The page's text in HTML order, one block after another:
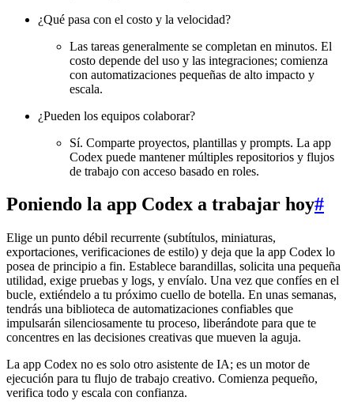
¿Qué pasa con el costo y la velocidad?
Las tareas generalmente se completan en minutos. El
costo depende del uso y las integraciones; comienza
con automatizaciones pequeñas de alto impacto y
escala.
¿Pueden los equipos colaborar?
Sí. Comparte proyectos, plantillas y prompts. La app
Codex puede mantener múltiples repositorios y flujos
de trabajo con acceso basado en roles.
Poniendo la app Codex a trabajar hoy#
Elige un punto débil recurrente (subtítulos, miniaturas,
exportaciones, verificaciones de estilo) y deja que la app Codex lo
posea de principio a fin. Establece barandillas, solicita una pequeña
utilidad, exige pruebas y logs, y envíalo. Una vez que confíes en el
bucle, extiéndelo a tu próximo cuello de botella. En unas semanas,
tendrás una biblioteca de automatizaciones confiables que
impulsarán silenciosamente tu proceso, liberándote para que te
concentres en las decisiones creativas que mueven la aguja.
La app Codex no es solo otro asistente de IA; es un motor de
ejecución para tu flujo de trabajo creativo. Comienza pequeño,
verifica todo y escala con confianza.